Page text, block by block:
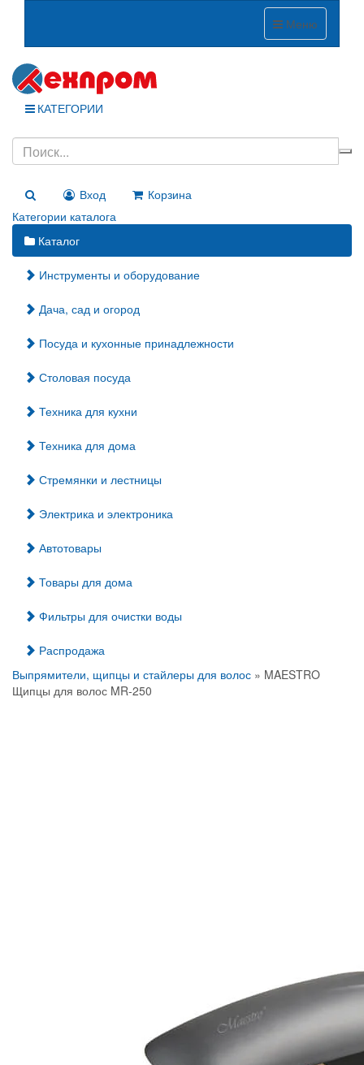
Меню
КАТЕГОРИИ
Вход
Корзина
Категории каталога
Каталог
Инструменты и оборудование
Дача, сад и огород
Посуда и кухонные принадлежности
Столовая посуда
Техника для кухни
Техника для дома
Стремянки и лестницы
Электрика и электроника
Автотовары
Товары для дома
Фильтры для очистки воды
Распродажа
Выпрямители, щипцы и стайлеры для волос » MAESTRO
Щипцы для волос MR-250